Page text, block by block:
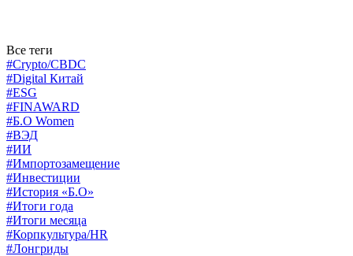
Все теги
#Crypto/CBDC
#Digital Китай
#ESG
#FINAWARD
#Б.О Women
#ВЭД
#ИИ
#Импортозамещение
#Инвестиции
#История «Б.О»
#Итоги года
#Итоги месяца
#Корпкультура/HR
#Лонгриды